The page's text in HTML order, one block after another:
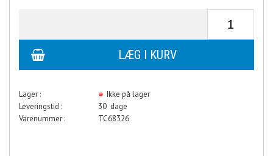
Lager :
Ikke på lager
Leveringstid :
30 dage
Varenummer :
TC68326